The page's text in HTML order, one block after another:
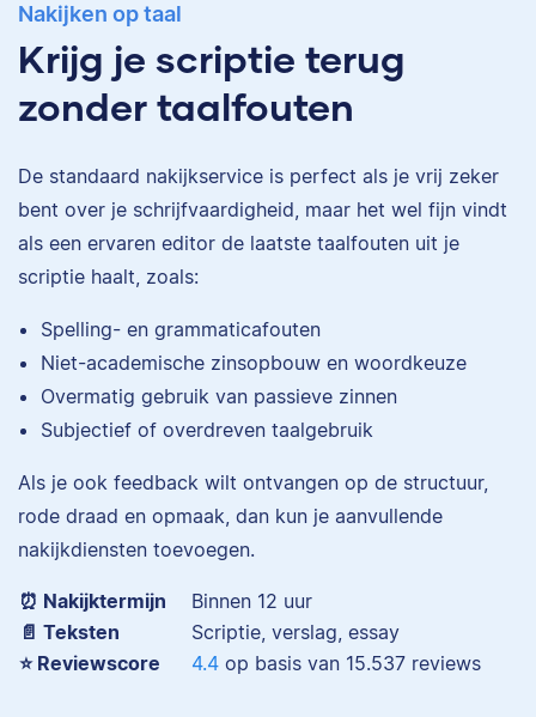
Nakijken op taal
Krijg je scriptie terug
zonder taalfouten
De standaard nakijkservice is perfect als je vrij zeker
bent over je schrijfvaardigheid, maar het wel fijn vindt
als een ervaren editor de laatste taalfouten uit je
scriptie haalt, zoals:
Spelling- en grammaticafouten
Niet-academische zinsopbouw en woordkeuze
Overmatig gebruik van passieve zinnen
Subjectief of overdreven taalgebruik
Als je ook feedback wilt ontvangen op de structuur,
rode draad en opmaak, dan kun je aanvullende
nakijkdiensten toevoegen.
⏰ Nakijktermijn
Binnen 12 uur
📄 Teksten
Scriptie, verslag, essay
⭐️ Reviewscore
4.4 op basis van 15.537 reviews
Eva
Eva is journalist en
bij Scribbr waar ze al
meer dan 2,5 miljoen